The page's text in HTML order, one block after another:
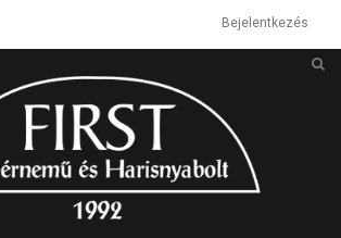
Bejelentkezés